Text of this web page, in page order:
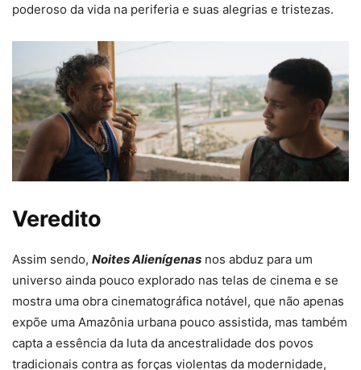
poderoso da vida na periferia e suas alegrias e tristezas.
Veredito
Assim sendo, Noites Alienígenas nos abduz para um
universo ainda pouco explorado nas telas de cinema e se
mostra uma obra cinematográfica notável, que não apenas
expõe uma Amazônia urbana pouco assistida, mas também
capta a essência da luta da ancestralidade dos povos
tradicionais contra as forças violentas da modernidade,